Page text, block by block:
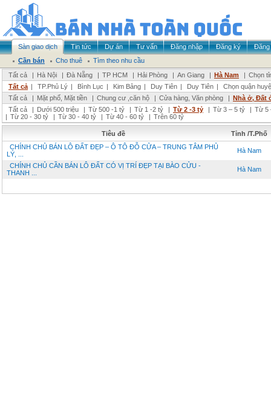
Sàn giao dịch Tin tức Dự án Tư vấn Đăng nhập Đăng ký
Đăng
Cần bán
Cho thuê
Tìm theo nhu cầu
Tất cả
| Hà Nội | Đà Nẵng | TP HCM | Hải Phòng | An Giang | Hà Nam | Chọn
Tất cả | TP.Phủ Lý | Bình Lục | Kim Bảng | Duy Tiên | Duy Tiên |
Chọn quận
Tất cả
| Mặt phố, Mặt tiền | Chung cư ,căn hộ | Cửa hàng, Văn phòng | Nhà ở, Đất
Tất cả
| Dưới 500 triệu | Từ 500 -1 tỷ | Từ 1 -2 tỷ | Từ 2 -3 tỷ | Từ 3 – 5 tỷ | Từ 5
| Từ 20 - 30 tỷ | Từ 30 - 40 tỷ | Từ 40 - 60 tỷ | Trên 60 tỷ
Tiêu đề
Tỉnh /T.Phố
CHÍNH CHỦ BÁN LÔ ĐẤT ĐẸP – Ô TÔ ĐỖ CỬA – TRUNG TÂM PHỦ
LÝ, ...
Hà Nam
CHÍNH CHỦ CẦN BÁN LÔ ĐẤT CÓ VỊ TRÍ ĐẸP TẠI BÀO CỬU -
THANH ...
Hà Nam